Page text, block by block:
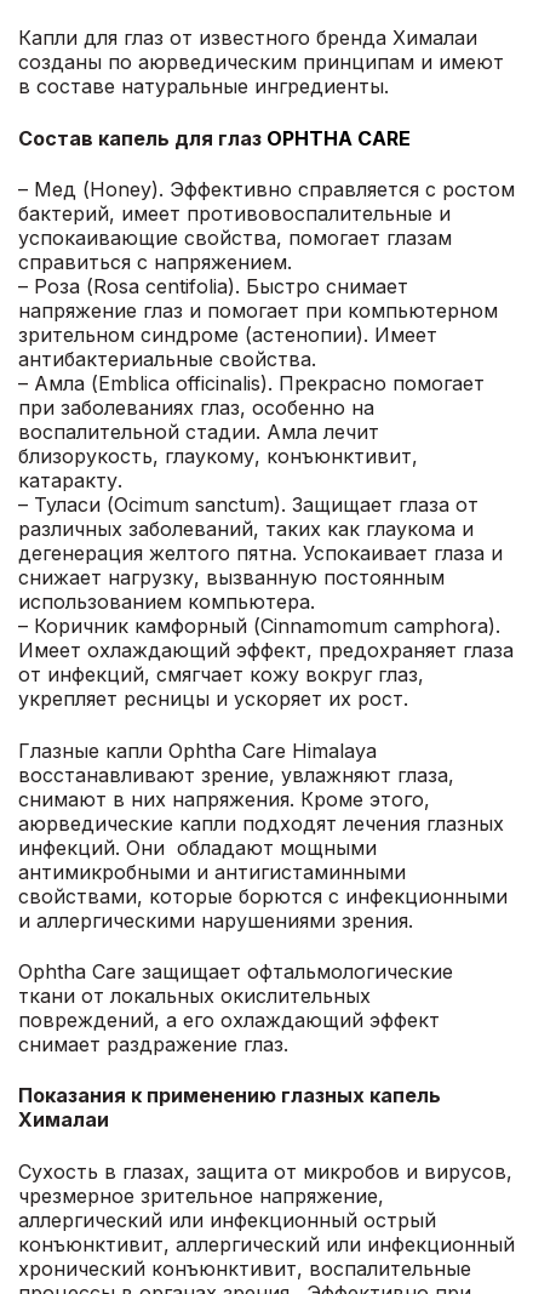
Капли для глаз от известного бренда Хималаи
созданы по аюрведическим принципам и имеют
в составе натуральные ингредиенты.
Состав капель для глаз OPHTHA CARE
– Мед (Honey). Эффективно справляется с ростом
бактерий, имеет противовоспалительные и
успокаивающие свойства, помогает глазам
справиться с напряжением.
– Роза (Rosa centifolia). Быстро снимает
напряжение глаз и помогает при компьютерном
зрительном синдроме (астенопии). Имеет
антибактериальные свойства.
– Амла (Emblica officinalis). Прекрасно помогает
при заболеваниях глаз, особенно на
воспалительной стадии. Амла лечит
близорукость, глаукому, конъюнктивит,
катаракту.
– Туласи (Ocimum sanctum). Защищает глаза от
различных заболеваний, таких как глаукома и
дегенерация желтого пятна. Успокаивает глаза и
снижает нагрузку, вызванную постоянным
использованием компьютера.
– Коричник камфорный (Cinnamomum camphora).
Имеет охлаждающий эффект, предохраняет глаза
от инфекций, смягчает кожу вокруг глаз,
укрепляет ресницы и ускоряет их рост.
Глазные капли Ophtha Care Himalaya
восстанавливают зрение, увлажняют глаза,
снимают в них напряжения. Кроме этого,
аюрведические капли подходят лечения глазных
инфекций. Они обладают мощными
антимикробными и антигистаминными
свойствами, которые борются с инфекционными
и аллергическими нарушениями зрения.
Ophtha Care защищает офтальмологические
ткани от локальных окислительных
повреждений, а его охлаждающий эффект
снимает раздражение глаз.
Показания к применению глазных капель
Хималаи
Сухость в глазах, защита от микробов и вирусов,
чрезмерное зрительное напряжение,
аллергический или инфекционный острый
конъюнктивит, аллергический или инфекционный
хронический конъюнктивит, воспалительные